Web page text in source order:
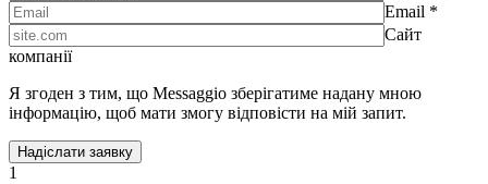
Email *
Сайт
компанії
Я згоден з тим, що Messaggio зберігатиме надану мною
інформацію, щоб мати змогу відповісти на мій запит.
1